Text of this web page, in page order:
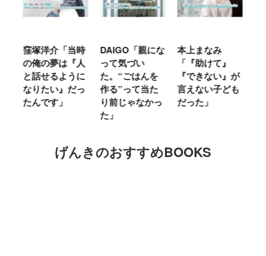
窪塚洋介「当時
の俺の夢は『人
と話せるように
なりたい』だっ
たんです」
DAIGO「親にな
って気づい
た。“ごはんを
作る”って当た
り前じゃなかっ
た」
本上まなみ
「『助けて』
『できない』が
言えない子ども
だった」
げんきのおすすめBOOKS